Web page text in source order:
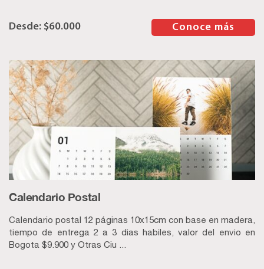
$60.000 Conoce más
Calendario Postal
Calendario postal 12 páginas 10x15cm con base en madera,
tiempo de entrega 2 a 3 dias habiles, valor del envio en
Bogota $9.900 y Otras Ciu ...